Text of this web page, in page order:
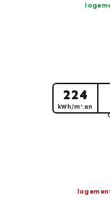
224
kWh/m².an